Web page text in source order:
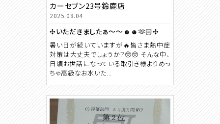
カーセブン23号鈴鹿店
2025.08.04
✣いただきましたぁ〜〜‪☻☻🫶🏻︎✣
暑い日が続いていますが🔥皆さま熱中症
対策は大丈夫でしょうか？🥺🥺 そんな中、
日頃お世話になっている取引き様よりめっ
ちゃ高級なお水いた...